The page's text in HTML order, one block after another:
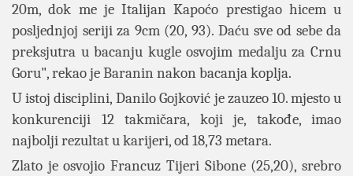
20m, dok me je Italijan Kapoćo prestigao hicem u
posljednjoj seriji za 9cm (20, 93). Daću sve od sebe da
preksjutra u bacanju kugle osvojim medalju za Crnu
Goru", rekao je Baranin nakon bacanja koplja.
U istoj disciplini, Danilo Gojković je zauzeo 10. mjesto u
konkurenciji 12 takmičara, koji je, takođe, imao
najbolji rezultat u karijeri, od 18,73 metara.
Zlato je osvojio Francuz Tijeri Sibone (25,20), srebro